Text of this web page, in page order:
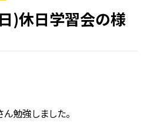
教室
育で開花する」
)休日学習会の様
勉強しました。